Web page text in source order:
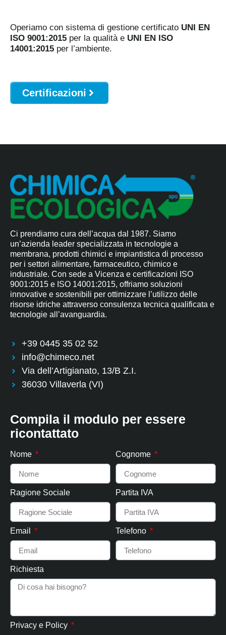
Operiamo con sistema di gestione certificato UNI EN
ISO 9001:2015 per la qualità e UNI EN ISO
14001:2015 per l’ambiente.
Certificazioni
Ci prendiamo cura dell’acqua dal 1987. Siamo
un’azienda leader specializzata in tecnologie a
membrana, prodotti chimici e impiantistica di processo
per i settori alimentare, farmaceutico, chimico e
industriale. Con sede a Vicenza e certificazioni ISO
9001:2015 e ISO 14001:2015, offriamo soluzioni
innovative e sostenibili per ottimizzare l’utilizzo delle
risorse idriche attraverso consulenza tecnica qualificata e
tecnologie all’avanguardia.
+39 0445 35 02 52
info@chimeco.net
Via dell’Artigianato, 13/B Z.I.
36030 Villaverla (VI)
Compila il modulo per essere
ricontattato
Nome Cognome
Ragione Sociale Partita IVA
Email Telefono
Richiesta
Privacy e Policy